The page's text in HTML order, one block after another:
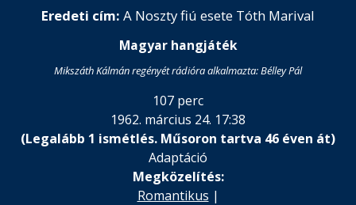
Eredeti cím: A Noszty fiú esete Tóth Marival
Magyar hangjáték
Mikszáth Kálmán regényét rádióra alkalmazta: Bélley Pál
107 perc
1962. március 24. 17:38
(Legalább 1 ismétlés. Műsoron tartva 46 éven át)
Adaptáció
Megközelítés:
Romantikus |